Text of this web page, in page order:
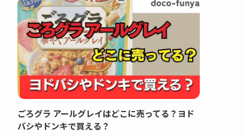
ごろグラ アールグレイはどこに売ってる？ヨド
バシやドンキで買える？